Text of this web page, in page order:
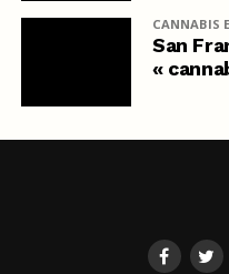
CANNABIS
San
«